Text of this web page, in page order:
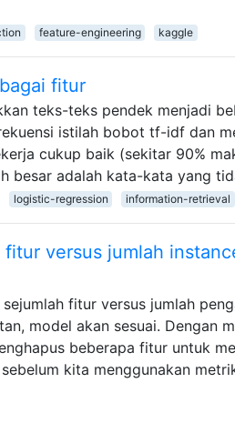
feature-engineering kaggle
fitur
teks-teks pendek menjadi
istilah bobot tf-idf dan
cukup baik (sekitar 90%
besar adalah kata-kata yang
logistic-regression information-retrieval
versus jumlah
fitur versus jumlah
model akan sesuai. Dengan
beberapa fitur untuk
kita menggunakan